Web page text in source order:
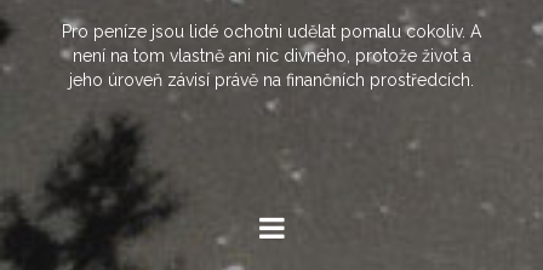
Pro peníze jsou lidé ochotni udělat pomalu cokoliv. A
není na tom vlastně ani nic divného, protože život a
jeho úroveň závisí právě na finančních prostředcích.